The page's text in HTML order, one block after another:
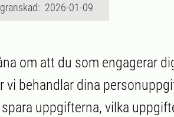
2026-01-09
om att du som engagerar
vi behandlar dina
spara uppgifterna, vilka